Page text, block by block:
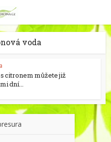
voda
citronem můžete již
dní...